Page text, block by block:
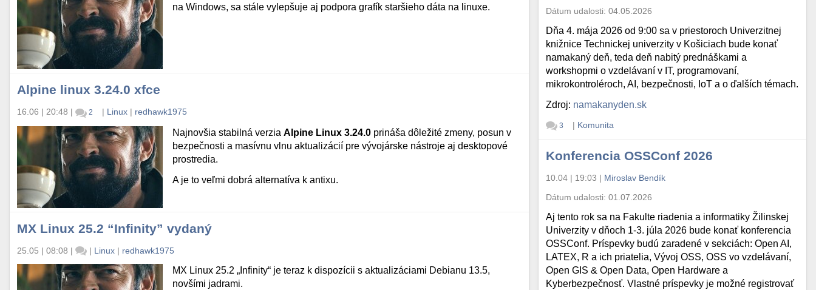
na Windows, sa stále vylepšuje aj podpora grafík staršieho dáta na linuxe.
Alpine linux 3.24.0 xfce
16.06 | 20:48 | 2 | Linux| redhawk1975
Najnovšia stabilná verzia Alpine Linux 3.24.0 prináša dôležité zmeny, posun v
bezpečnosti a masívnu vlnu aktualizácií pre vývojárske nástroje aj desktopové
prostredia.
A je to veľmi dobrá alternatíva k antixu.
MX Linux 25.2 “Infinity” vydaný
25.05 | 08:08 | | Linux | redhawk1975
MX Linux 25.2 „Infinity“ je teraz k dispozícii s aktualizáciami Debianu 13.5,
novšími jadrami.
Dátum udalosti:04.05.2026
Dňa 4. mája 2026 od 9:00 sa v priestoroch Univerzitnej
knižnice Technickej univerzity v Košiciach bude konať
namakaný deň, teda deň nabitý prednáškami a
workshopmi o vzdelávaní v IT, programovaní,
mikrokontroléroch, AI, bezpečnosti, IoT a o ďalších témach.
Zdroj: namakanyden.sk
3 | Komunita
Konferencia OSSConf 2026
10.04 | 19:03 | Miroslav Bendík
Dátum udalosti:01.07.2026
Aj tento rok sa na Fakulte riadenia a informatiky Žilinskej
Univerzity v dňoch 1-3. júla 2026 bude konať konferencia
OSSConf. Príspevky budú zaradené v sekciách: Open AI,
LATEX, R a ich priatelia, Vývoj OSS, OSS vo vzdelávaní,
Open GIS & Open Data, Open Hardware a
Kyberbezpečnosť. Vlastné príspevky je možné registrovať